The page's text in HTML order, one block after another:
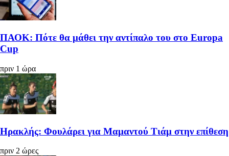
ΠΑΟΚ: Πότε θα μάθει την αντίπαλο του στο Europa
Cup
πριν 1 ώρα
Ηρακλής: Φουλάρει για Μαμαντού Τιάμ στην επίθεση
πριν 2 ώρες